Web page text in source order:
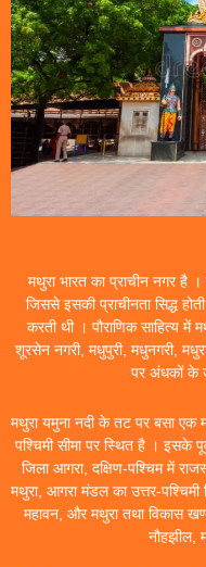
मथुरा भारत का प्राचीन नगर है
जिससे इसकी प्राचीनता सिद्ध
करती थी । पौराणिक साहित्य में
शूरसेन नगरी, मधुपुरी, मधुनगरी,
पर अंधकों के
मथुरा यमुना नदी के तट पर बसा एक
पश्चिमी सीमा पर स्थित है । इसके
जिला आगरा, दक्षिण-पश्चिम में
मथुरा, आगरा मंडल का उत्तर-
महावन, और मथुरा तथा विकास
नौहझील,